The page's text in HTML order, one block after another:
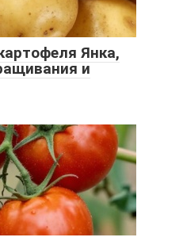
Янка,
и